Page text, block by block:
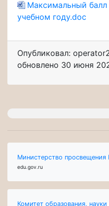
Максимальный
учебном году.doc
Опубликовал:
обновлено 30 июня
Министерство просвещения
edu.gov.ru
Комитет образования,